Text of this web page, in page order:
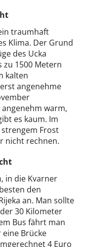
traumhaft
Klima. Der Grund
des Ucka
zu 1500 Metern
kalten
angenehme
warm,
es kaum. Im
Frost
nicht rechnen.
in die Kvarner
den
an. Man sollte
30 Kilometer
Bus fährt man
Brücke
4 Euro